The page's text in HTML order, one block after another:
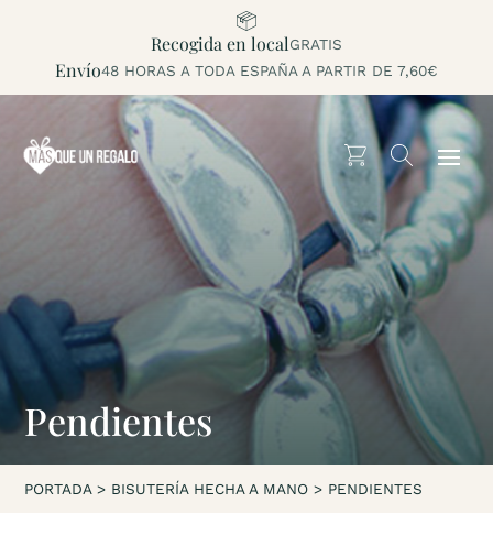
Recogida en localGRATIS
Envío48 HORAS A TODA ESPAÑA A PARTIR DE 7,60€
Pendientes
PORTADA > BISUTERÍA HECHA A MANO > PENDIENTES